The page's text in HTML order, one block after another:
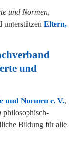
und Normen,
unterstützen Eltern,
und
und Normen e. V.,
philosophisch-
Bildung für alle